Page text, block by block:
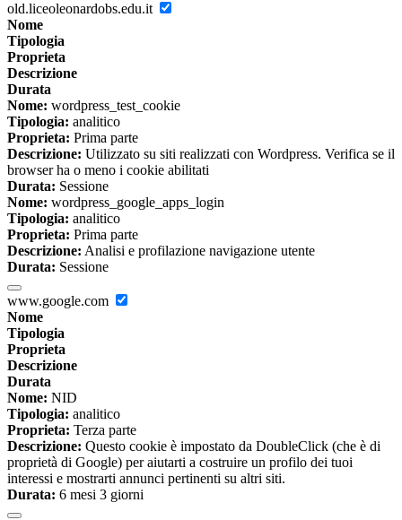
old.liceoleonardobs.edu.it
Nome
Tipologia
Proprieta
Descrizione
Durata
Nome: wordpress_test_cookie
Tipologia: analitico
Proprieta: Prima parte
Descrizione: Utilizzato su siti realizzati con Wordpress. Verifica se il
browser ha o meno i cookie abilitati
Durata: Sessione
Nome: wordpress_google_apps_login
Tipologia: analitico
Proprieta: Prima parte
Descrizione: Analisi e profilazione navigazione utente
Durata: Sessione
www.google.com
Nome
Tipologia
Proprieta
Descrizione
Durata
Nome: NID
Tipologia: analitico
Proprieta: Terza parte
Descrizione: Questo cookie è impostato da DoubleClick (che è di
proprietà di Google) per aiutarti a costruire un profilo dei tuoi
interessi e mostrarti annunci pertinenti su altri siti.
Durata: 6 mesi 3 giorni